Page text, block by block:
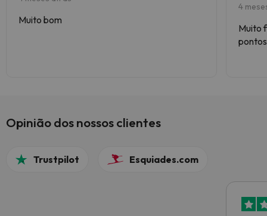
Muito bom
4
Muito
Opinião dos nossos clientes
Trustpilot Esquiades.com